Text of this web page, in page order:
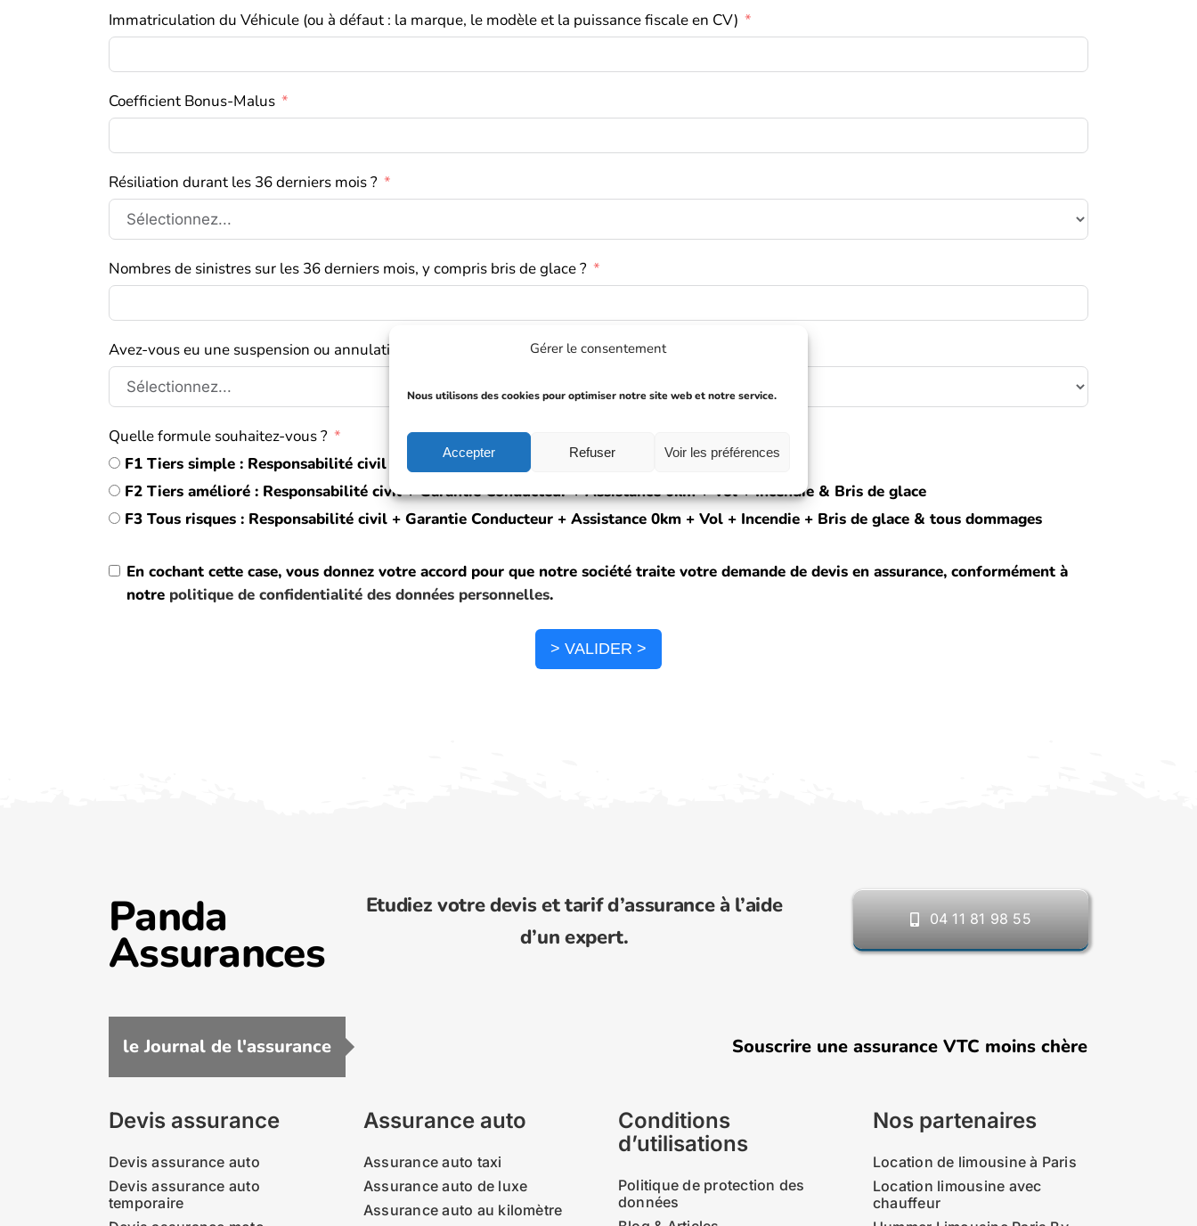
Gérer le consentement
Nous utilisons des cookies pour optimiser notre site web et notre service.
Accepter Refuser Voir les préférences
Immatriculation du Véhicule (ou à défaut : la marque, le modèle et la puissance fiscale en CV)
Coefficient Bonus-Malus
Résiliation durant les 36 derniers mois ?
Nombres de sinistres sur les 36 derniers mois, y compris bris de glace ?
Avez-vous eu une suspension ou annulation du permis de conduire sur les 60 derniers mois ?
Quelle formule souhaitez-vous ?
F1 Tiers simple : Responsabilité civil + Garantie Conducteur & Assistance 0km
F2 Tiers amélioré : Responsabilité civil + Garantie Conducteur + Assistance 0km + Vol + Incendie & Bris de glace
F3 Tous risques : Responsabilité civil + Garantie Conducteur + Assistance 0km + Vol + Incendie + Bris de glace & tous dommages
En cochant cette case, vous donnez votre accord pour que notre société traite votre demande de devis en assurance, conformément à
notre politique de confidentialité des données personnelles.
> VALIDER >
Panda
Assurances
Etudiez votre devis et tarif d’assurance à l’aide
d’un expert.
04 11 81 98 55
le Journal de l'assurance Souscrire une assurance VTC moins chère en 2026 :
Devis assurance
Devis assurance auto
Devis assurance auto
temporaire
Assurance auto
Assurance auto taxi
Assurance auto de luxe
Assurance auto au kilomètre
Conditions
d’utilisations
Politique de protection des
données
Nos partenaires
Location de limousine à Paris
Location limousine avec
chauffeur